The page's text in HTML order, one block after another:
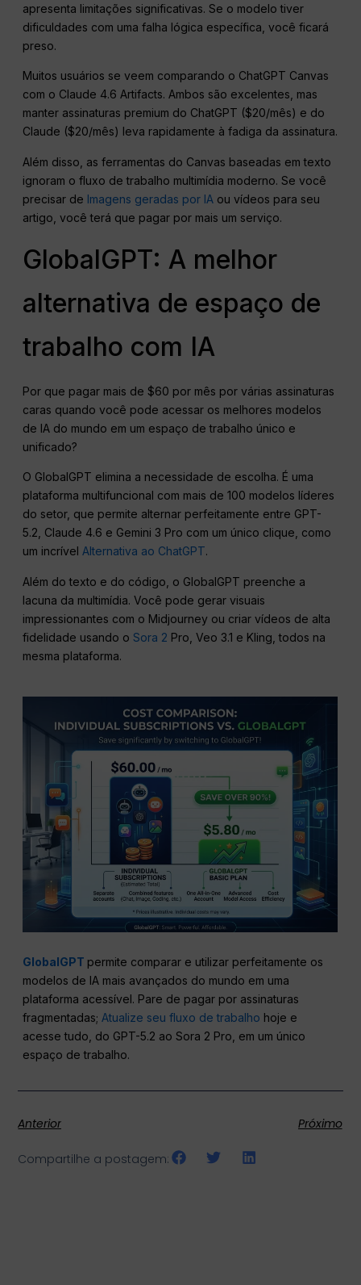
apresenta limitações significativas. Se o modelo tiver
dificuldades com uma falha lógica específica, você ficará
preso.
Muitos usuários se veem comparando o ChatGPT Canvas
com o Claude 4.6 Artifacts. Ambos são excelentes, mas
manter assinaturas premium do ChatGPT ($20/mês) e do
Claude ($20/mês) leva rapidamente à fadiga da assinatura.
Além disso, as ferramentas do Canvas baseadas em texto
ignoram o fluxo de trabalho multimídia moderno. Se você
precisar de Imagens geradas por IA ou vídeos para seu
artigo, você terá que pagar por mais um serviço.
GlobalGPT: A melhor
alternativa de espaço de
trabalho com IA
Por que pagar mais de $60 por mês por várias assinaturas
caras quando você pode acessar os melhores modelos
de IA do mundo em um espaço de trabalho único e
unificado?
O GlobalGPT elimina a necessidade de escolha. É uma
plataforma multifuncional com mais de 100 modelos líderes
do setor, que permite alternar perfeitamente entre GPT-
5.2, Claude 4.6 e Gemini 3 Pro com um único clique, como
um incrívelAlternativa ao ChatGPT.
Além do texto e do código, o GlobalGPT preenche a
lacuna da multimídia. Você pode gerar visuais
impressionantes com o Midjourney ou criar vídeos de alta
fidelidade usando oSora 2 Pro, Veo 3.1 e Kling, todos na
mesma plataforma.
GlobalGPT permite comparar e utilizar perfeitamente os
modelos de IA mais avançados do mundo em uma
plataforma acessível. Pare de pagar por assinaturas
fragmentadas;Atualize seu fluxo de trabalho hoje e
acesse tudo, do GPT-5.2 ao Sora 2 Pro, em um único
espaço de trabalho.
Anterior Próximo
Compartilhe a postagem: